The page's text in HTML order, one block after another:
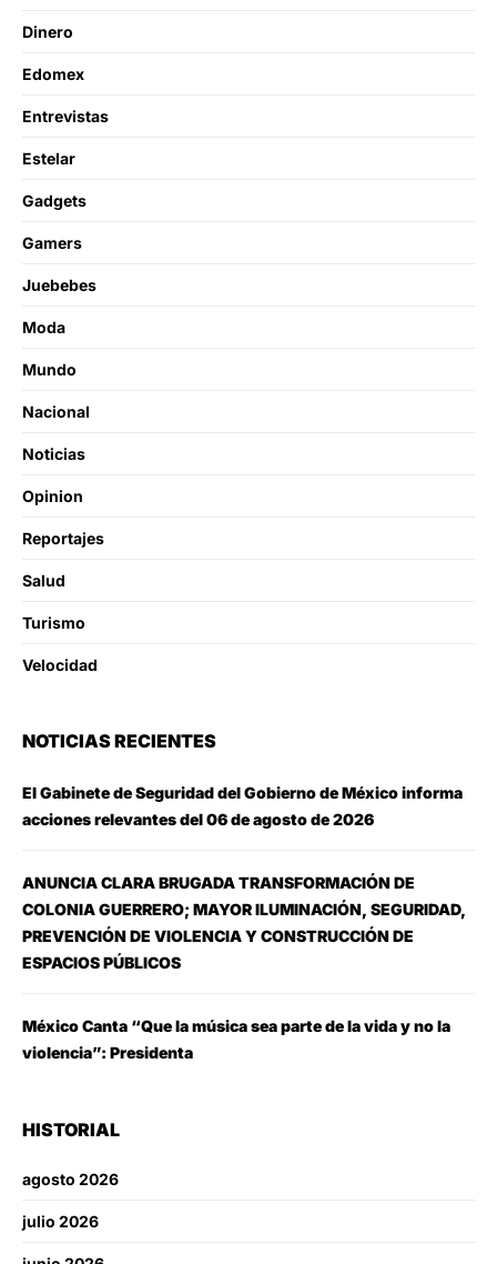
Dinero
Edomex
Entrevistas
Estelar
Gadgets
Gamers
Juebebes
Moda
Mundo
Nacional
Noticias
Opinion
Reportajes
Salud
Turismo
Velocidad
NOTICIAS RECIENTES
El Gabinete de Seguridad del Gobierno de México informa
acciones relevantes del 06 de agosto de 2026
ANUNCIA CLARA BRUGADA TRANSFORMACIÓN DE
COLONIA GUERRERO; MAYOR ILUMINACIÓN, SEGURIDAD,
PREVENCIÓN DE VIOLENCIA Y CONSTRUCCIÓN DE
ESPACIOS PÚBLICOS
México Canta “Que la música sea parte de la vida y no la
violencia”: Presidenta
HISTORIAL
agosto 2026
julio 2026